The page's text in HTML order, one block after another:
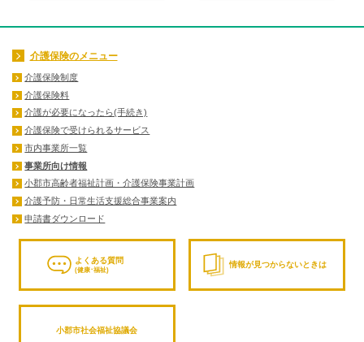
介護保険のメニュー
介護保険制度
介護保険料
介護が必要になったら(手続き)
介護保険で受けられるサービス
市内事業所一覧
事業所向け情報
小郡市高齢者福祉計画・介護保険事業計画
介護予防・日常生活支援総合事業案内
申請書ダウンロード
よくある質問
(健康･福祉)
情報が見つからないときは
小郡市社会福祉協議会